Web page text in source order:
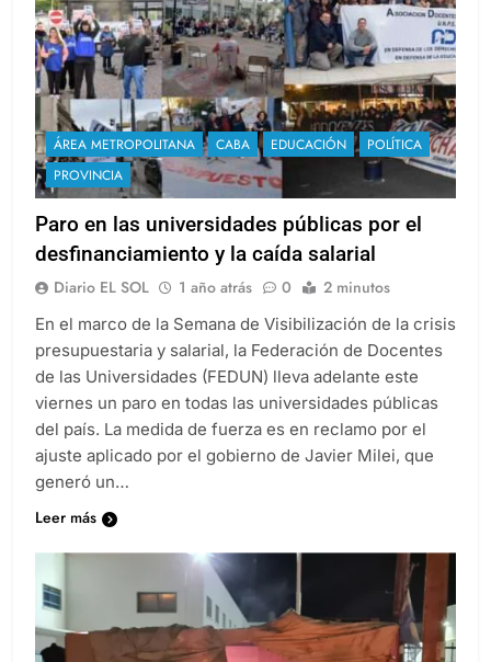
ÁREA METROPOLITANA CABA EDUCACIÓN
POLÍTICA
PROVINCIA
Paro en las universidades públicas por el
desfinanciamiento y la caída salarial
Diario EL SOL 1 año atrás 0 2 minutos
En el marco de la Semana de Visibilización de la crisis
presupuestaria y salarial, la Federación de Docentes
de las Universidades (FEDUN) lleva adelante este
viernes un paro en todas las universidades públicas
del país. La medida de fuerza es en reclamo por el
ajuste aplicado por el gobierno de Javier Milei, que
generó un…
Leer más